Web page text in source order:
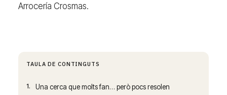
Arrocería Crosmas.
TAULA DE CONTINGUTS
1. Una cerca que molts fan… però pocs resolen